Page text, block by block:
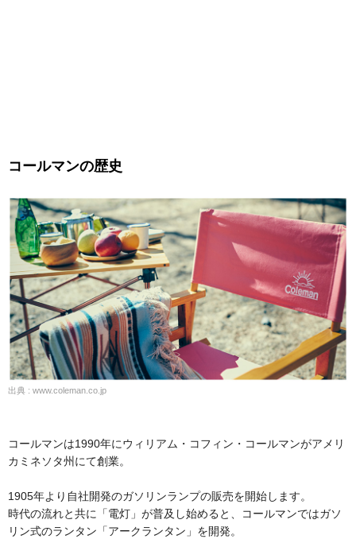
コールマンの歴史
出典 : www.coleman.co.jp
コールマンは1990年にウィリアム・コフィン・コールマンがアメリ
カミネソタ州にて創業。
1905年より自社開発のガソリンランプの販売を開始します。
時代の流れと共に「電灯」が普及し始めると、コールマンではガソ
リン式のランタン「アークランタン」を開発。